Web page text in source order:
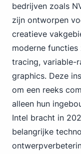
bedrijven zoals
zijn ontworpen
creatieve
moderne
tracing, variable-
graphics. Deze
om een reeks
alleen hun
Intel bracht in
belangrijke